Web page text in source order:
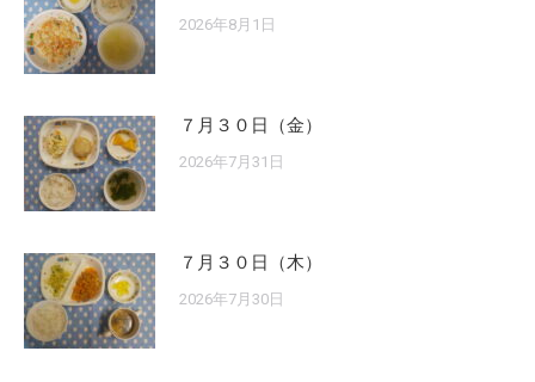
2026年8月1日
７月３０日（金）
2026年7月31日
７月３０日（木）
2026年7月30日